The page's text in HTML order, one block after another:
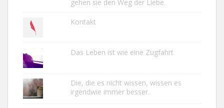
gehen sie den Weg der Liebe.
Kontakt
Das Leben ist wie eine Zugfahrt
Die, die es nicht wissen, wissen es
irgendwie immer besser.